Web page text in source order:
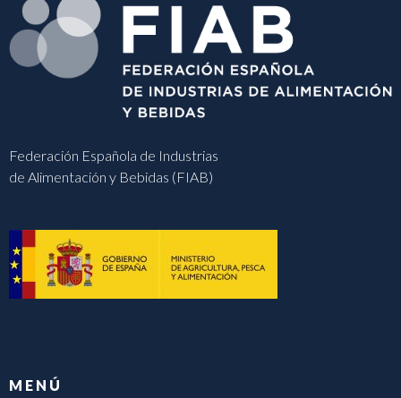
Federación Española de Industrias
de Alimentación y Bebidas (FIAB)
MENÚ